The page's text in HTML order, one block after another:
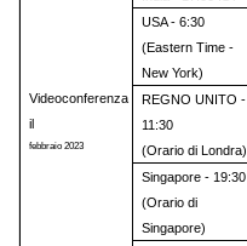
Videoconferenza
il
febbraio 2023
USA - 6:30
(Eastern Time -
New York)
REGNO UNITO -
11:30
(Orario di Londra)
Singapore - 19:30
(Orario di
Singapore)